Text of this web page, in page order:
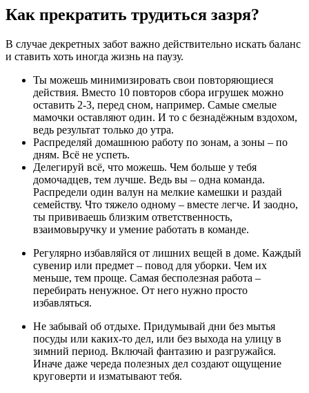
Как прекратить трудиться зазря?
В случае декретных забот важно действительно искать баланс
и ставить хоть иногда жизнь на паузу.
Ты можешь минимизировать свои повторяющиеся
действия. Вместо 10 повторов сбора игрушек можно
оставить 2-3, перед сном, например. Самые смелые
мамочки оставляют один. И то с безнадёжным вздохом,
ведь результат только до утра.
Распределяй домашнюю работу по зонам, а зоны – по
дням. Всё не успеть.
Делегируй всё, что можешь. Чем больше у тебя
домочадцев, тем лучше. Ведь вы – одна команда.
Распредели один валун на мелкие камешки и раздай
семейству. Что тяжело одному – вместе легче. И заодно,
ты прививаешь близким ответственность,
взаимовыручку и умение работать в команде.
Регулярно избавляйся от лишних вещей в доме. Каждый
сувенир или предмет – повод для уборки. Чем их
меньше, тем проще. Самая бесполезная работа –
перебирать ненужное. От него нужно просто
избавляться.
Не забывай об отдыхе. Придумывай дни без мытья
посуды или каких-то дел, или без выхода на улицу в
зимний период. Включай фантазию и разгружайся.
Иначе даже череда полезных дел создают ощущение
круговерти и изматывают тебя.